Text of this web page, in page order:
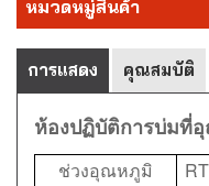
หมวดหมู่สินค้า
การแสดง คุณสมบัติ
ห้องปฏิบัติการบ่มที่
ช่วงอุณหภูมิ